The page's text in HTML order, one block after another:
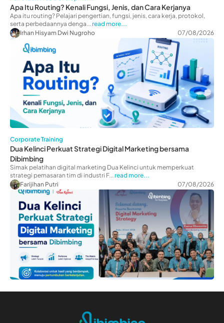
Apa Itu Routing? Kenali Fungsi, Jenis, dan Cara Kerjanya
Apa itu routing? Pelajari pengertian, fungsi, jenis, cara kerja, protokol,
serta perbedaannya denga... read more...
Irhan Hisyam Dwi Nugroho
07/08/2026
Corporate Training
Dua Kelinci Perkuat Strategi Digital Marketing bersama
Dibimbing
Simak pelatihan digital marketing Dua Kelinci untuk memperkuat
strategi pemasaran tim di industri F... read more...
Farijihan Putri
07/08/2026